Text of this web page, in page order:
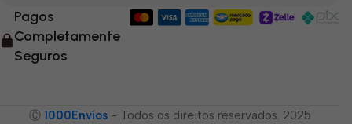
Pagos
Completamente
Seguros
Ⓒ 1000Envíos - Todos os direitos reservados. 2025